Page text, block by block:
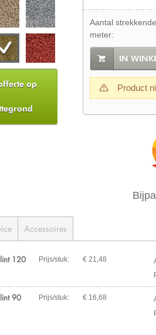
op
Aantal strekkende
meter:
IN
Product
Accessoires
120
Prijs/stuk: € 21,48
90
Prijs/stuk: € 16,68